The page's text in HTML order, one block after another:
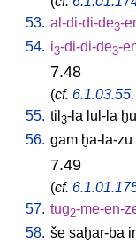
53. al-di-di-de3-
54. i3-di-di-de3-
7.48
(cf. 6.1.03.55,
55. til 3-la lul-la ḫul
56. gam ḫa-la-zu
7.49
(cf.
57. tug2-me-en-
58. še saḫar-ba